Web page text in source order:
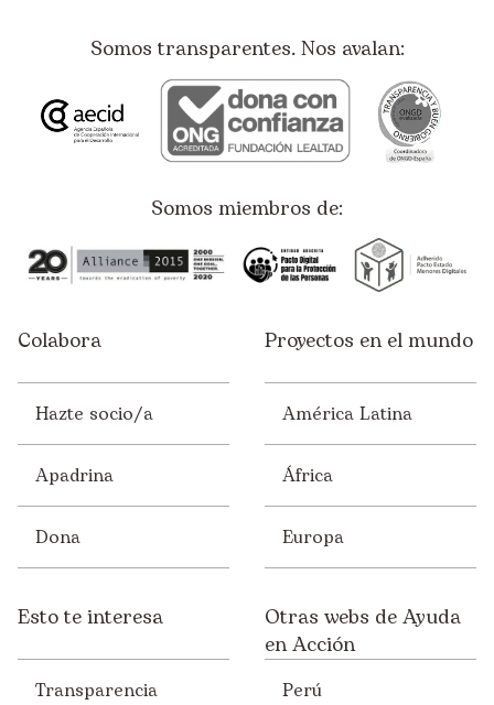
Somos transparentes. Nos avalan:
Somos miembros de:
Colabora
Hazte socio/a
Apadrina
Dona
Proyectos en el mundo
América Latina
África
Europa
Esto te interesa
Transparencia
Otras webs de Ayuda
en Acción
Perú